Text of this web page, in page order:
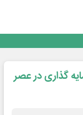
آزاد تخصصی انرژی‌های نو و
گذاری در عصر